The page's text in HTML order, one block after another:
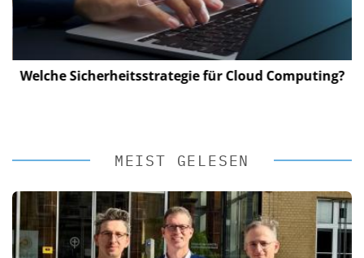
Welche Sicherheitsstrategie für Cloud Computing?
MEIST GELESEN